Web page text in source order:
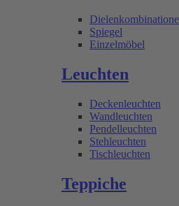
Spiegel
Einzelmöbel
Leuchten
Deckenleuchten
Wandleuchten
Pendelleuchten
Stehleuchten
Tischleuchten
Teppiche